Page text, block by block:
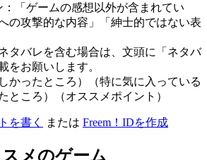
「ゲームの感想以外が含まれてい
の攻撃的な内容」「紳士的ではない表
タバレを含む場合は、文頭に「ネタバ
をお願いします。
かったところ）（特に気に入っている
ところ）（オススメポイント）
を書く または Freem！IDを作成
メのゲーム